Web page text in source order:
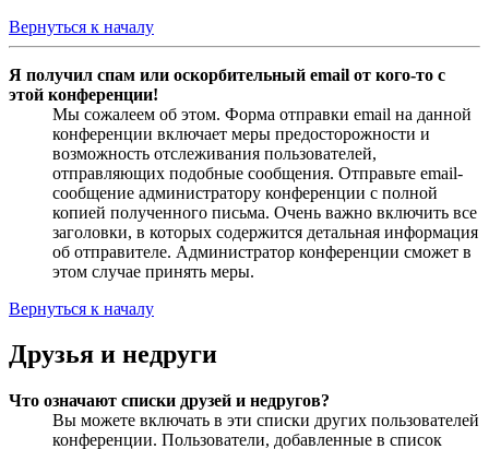
Вернуться к началу
Я получил спам или оскорбительный email от кого-то с
этой конференции!
Мы сожалеем об этом. Форма отправки email на данной
конференции включает меры предосторожности и
возможность отслеживания пользователей,
отправляющих подобные сообщения. Отправьте email-
сообщение администратору конференции с полной
копией полученного письма. Очень важно включить все
заголовки, в которых содержится детальная информация
об отправителе. Администратор конференции сможет в
этом случае принять меры.
Вернуться к началу
Друзья и недруги
Что означают списки друзей и недругов?
Вы можете включать в эти списки других пользователей
конференции. Пользователи, добавленные в список